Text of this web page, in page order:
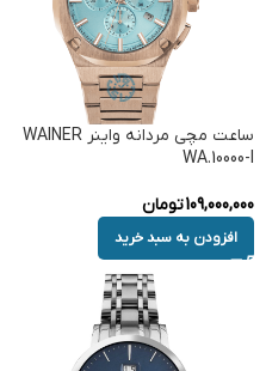
ساعت مچی مردانه واینر WAINER
WA.10000-I
109,000,000تومان
افزودن به سبد خرید